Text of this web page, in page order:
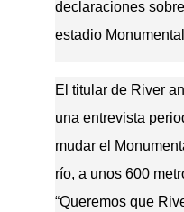
declaraciones
estadio
El titular de River
una entrevista
mudar el
río, a unos 600
“Queremos que